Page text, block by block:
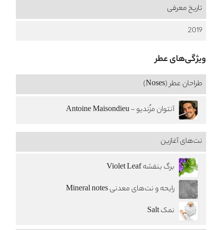
تاریخ معرفی
2019
ویژگی‌های عطر
طراحان عطر (Noses)
آنتوان مزُندیو - Antoine Maisondieu
نت‌های آغازین
برگ بنفشه Violet Leaf
رایحه و نت‌های معدنی Mineral notes
نمک Salt